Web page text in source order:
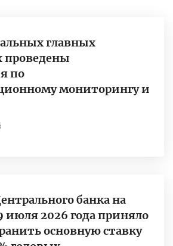
главных
проведены
по
мониторингу и
банка на
июля 2026 года приняло
основную ставку